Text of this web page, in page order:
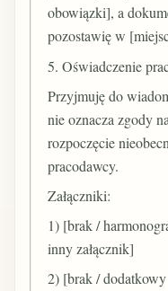
obowiązki], a
pozostawię w
5. Oświadczenie
Przyjmuję do
nie oznacza zgody
rozpoczęcie
pracodawcy.
Załączniki:
1) [brak /
inny załącznik]
2) [brak /